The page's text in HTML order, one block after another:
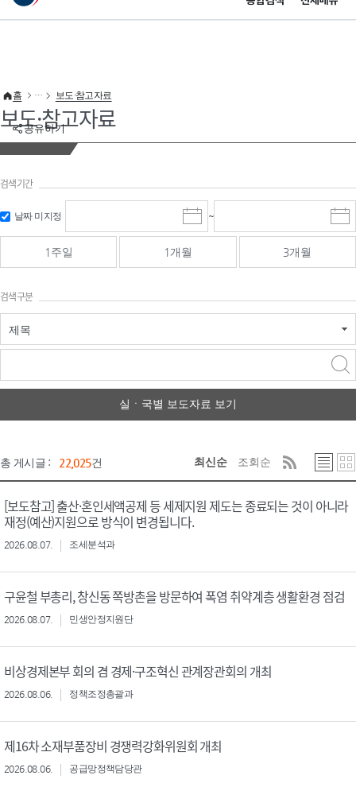
이 누리집은 대한민국 공식 전자정부 누리집입니다.
공유하기
홈 보도·참고자료
보도·참고자료
검색기간
날짜 미지정
시
작
일
선
~
종
료
선
1주일 1개월 3개월
검색구분
제목
실ㆍ국별 보도자료 보기
총 게시글 : 22,025건 최신순 조회순
[보도참고] 출산·혼인세액공제 등 세제지원 제도는 종료되는 것이 아니라
재정(예산)지원으로 방식이 변경됩니다.
2026.08.07. 조세분석과
구윤철 부총리, 창신동 쪽방촌을 방문하여 폭염 취약계층 생활환경 점검
2026.08.07. 민생안정지원단
비상경제본부 회의 겸 경제·구조혁신 관계장관회의 개최
2026.08.06. 정책조정총괄과
제16차 소재부품장비 경쟁력강화위원회 개최
2026.08.06. 공급망정책담당관